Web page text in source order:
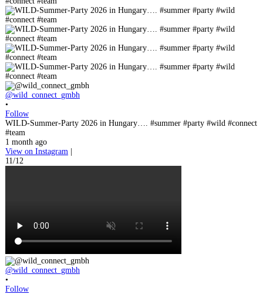
@wild_connect_gmbh
•
Follow
WILD-Summer-Party 2026 in Hungary…. #summer #party #wild #connect
#team
1 month ago
View on Instagram |
11/12
@wild_connect_gmbh
•
Follow